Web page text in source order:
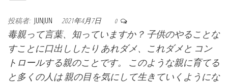
投稿者: JUNJUN 2021年4月7日 0
毒親って言葉、知っていますか？ 子供のやることな
すことに口出ししたり あれダメ、これダメと コン
トロールする親のことです。 このような親に育てる
と多くの人は 親の目を気にして生きていくようにな